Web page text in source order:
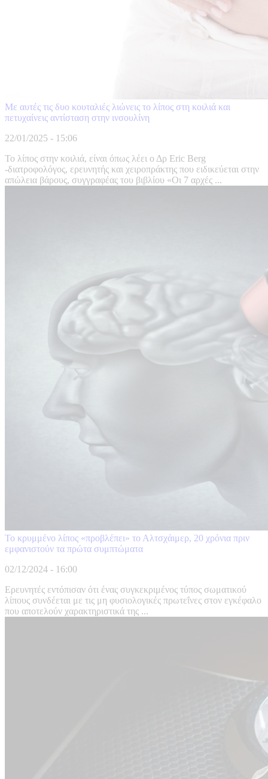
Με αυτές τις δυο κουταλιές λιώνεις το λίπος στη κοιλιά και
πετυχαίνεις αντίσταση στην ινσουλίνη
22/01/2025 - 15:06
Το λίπος στην κοιλιά, είναι όπως λέει ο Δρ Eric Berg
-διατροφολόγος, ερευνητής και χειροπράκτης που ειδικεύεται στην
απώλεια βάρους, συγγραφέας του βιβλίου «Oι 7 αρχές ...
Το κρυμμένο λίπος «προβλέπει» το Αλτσχάιμερ, 20 χρόνια πριν
εμφανιστούν τα πρώτα συμπτώματα
02/12/2024 - 16:00
Ερευνητές εντόπισαν ότι ένας συγκεκριμένος τύπος σωματικού
λίπους συνδέεται με τις μη φυσιολογικές πρωτεΐνες στον εγκέφαλο
που αποτελούν χαρακτηριστικά της ...